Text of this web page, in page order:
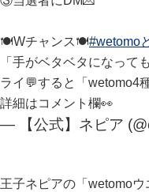
🍽️Wチャンス🍽️#wetomo
「手がベタベタになって
ライ💬すると「wetomo4
詳細はコメント欄👀
— 【公式】ネピア
王子ネピアの「wetomoウ